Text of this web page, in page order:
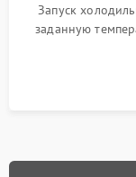
Запуск
заданную
компрессора,